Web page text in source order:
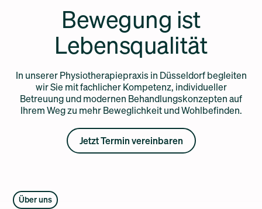
Bewegung ist
Lebensqualität
In unserer Physiotherapiepraxis in Düsseldorf begleiten
wir Sie mit fachlicher Kompetenz, individueller
Betreuung und modernen Behandlungskonzepten auf
Ihrem Weg zu mehr Beweglichkeit und Wohlbefinden.
Jetzt Termin vereinbaren
Über uns